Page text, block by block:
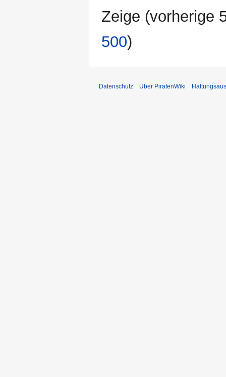
Zeige (vorherige
500)
Datenschutz Über PiratenWiki